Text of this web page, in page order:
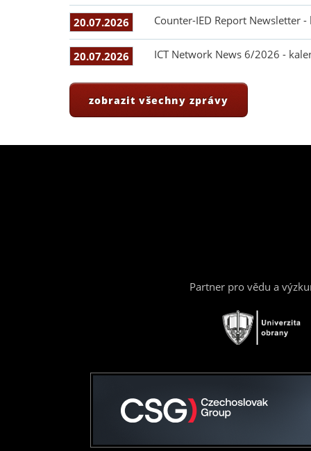
20.07.2026 Counter-IED Report Newsletter
20.07.2026 ICT Network News 6/2026 -
zobrazit všechny zprávy
Partner pro vědu a